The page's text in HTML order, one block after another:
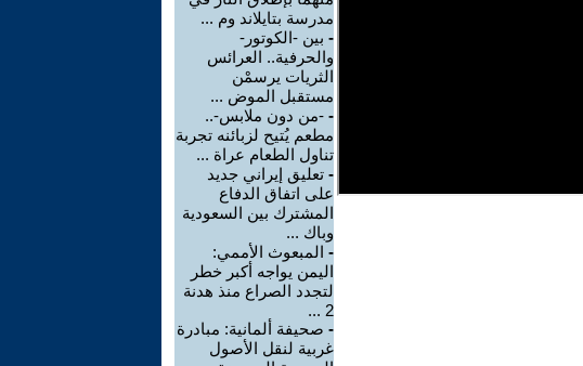
مدرسة بتايلاند وم ...
- بين -الكوتور-
والحرفية.. العرائس
الثريات يرسمْن
مستقبل الموض ...
- -من دون ملابس-..
مطعم يُتيح لزبائنه تجربة
تناول الطعام عراة ...
- تعليق إيراني جديد
على اتفاق الدفاع
المشترك بين السعودية
وباك ...
- المبعوث الأممي:
اليمن يواجه أكبر خطر
لتجدد الصراع منذ هدنة
2 ...
- صحيفة ألمانية: مبادرة
غربية لنقل الأصول